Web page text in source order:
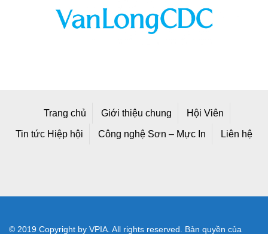
Trang chủ Giới thiệu chung Hội Viên
Tin tức Hiệp hội Công nghệ Sơn – Mực In Liên hệ
© 2019 Copyright by VPIA. All rights reserved. Bản quyền của